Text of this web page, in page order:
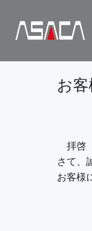
お
拝啓
さて、
お客様